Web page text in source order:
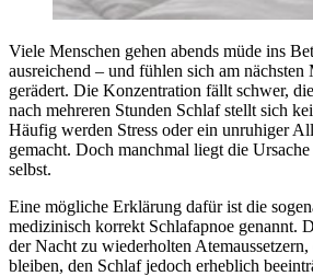
Viele Menschen gehen abends müde ins
ausreichend – und fühlen sich am
gerädert. Die Konzentration fällt schwer,
nach mehreren Stunden Schlaf stellt sich
Häufig werden Stress oder ein unruhiger
gemacht. Doch manchmal liegt die
selbst.
Eine mögliche Erklärung dafür ist die
medizinisch korrekt Schlafapnoe genannt.
der Nacht zu wiederholten
bleiben, den Schlaf jedoch erheblich